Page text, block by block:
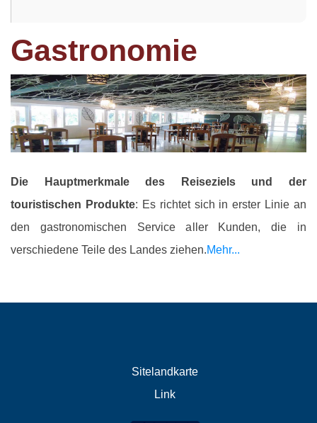
Gastronomie
Die Hauptmerkmale des Reiseziels und der
touristischen Produkte: Es richtet sich in erster Linie an
den gastronomischen Service aller Kunden, die in
verschiedene Teile des Landes ziehen.Mehr...
Sitelandkarte
Link